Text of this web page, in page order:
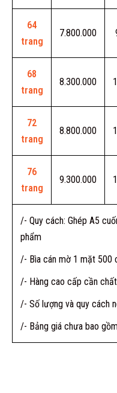
64
trang
7.800.000
68
trang
8.300.000
72
trang
8.800.000
76
trang
9.300.000
/- Quy cách: Ghép A5
phẩm
/- Bìa cán mờ 1 mặt 500
/- Hàng cao cấp cần
/- Số lượng và quy cách
/- Bảng giá chưa bao